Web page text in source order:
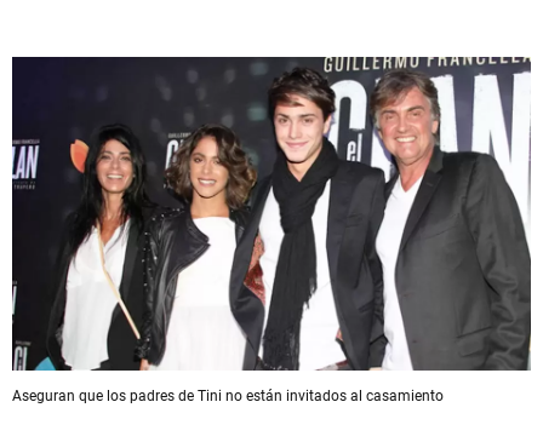
Aseguran que los padres de Tini no están invitados al casamiento